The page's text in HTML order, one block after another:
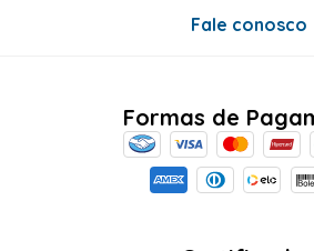
Fale conosco
Formas de